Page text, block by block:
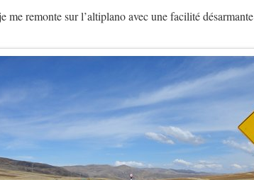
me remonte sur l’altiplano avec une facilité désarmante